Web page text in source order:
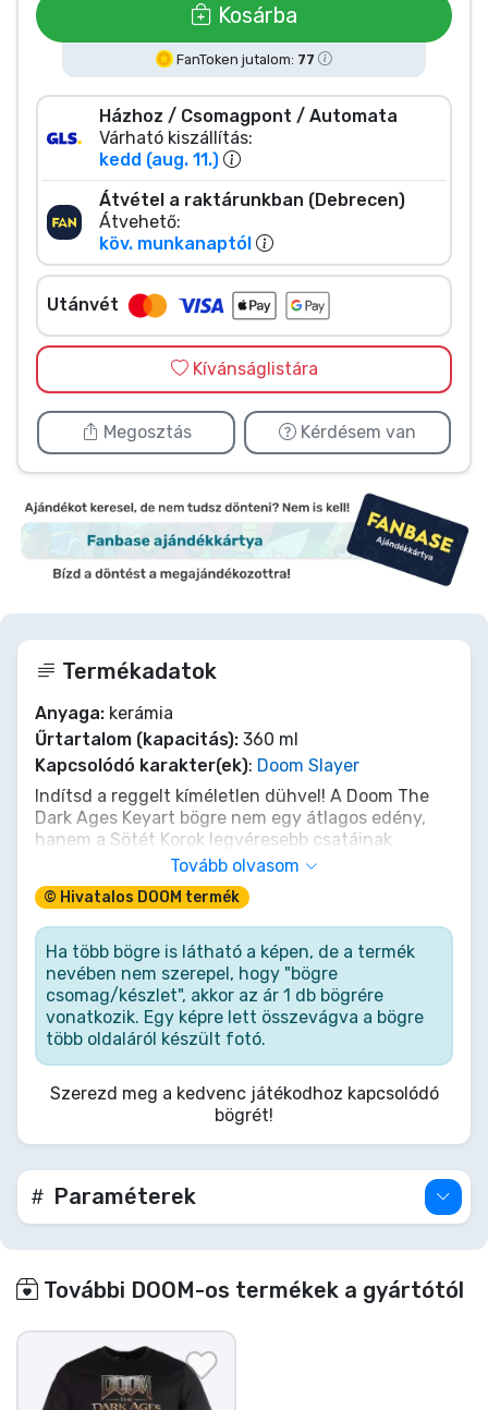
Kosárba
FanToken jutalom: 77
Házhoz / Csomagpont / Automata
Várható kiszállítás:
kedd (aug. 11.)
Átvétel a raktárunkban (Debrecen)
Átvehető:
köv. munkanaptól
Utánvét
Kívánságlistára
Megosztás Kérdésem van
Termékadatok
Anyaga: kerámia
Űrtartalom (kapacitás): 360 ml
Kapcsolódó karakter(ek): Doom Slayer
Indítsd a reggelt kíméletlen dühvel! A Doom The
Dark Ages Keyart bögre nem egy átlagos edény,
hanem a Sötét Korok legvéresebb csatáinak
mementója. Amikor a Pokol seregei ostromolják a
türelmedet, töltsd meg ezt a prémium DEVplus
bögrét forró feketével, és meríts erőt a Doom
Slayer legendás küzdelméből. A részletgazdag,
sötét tónusú grafika minden kortynál emlékeztet:
a démonok elbuknak, de a kávéd forró marad.
Ideális fegyver a hétköznapi csatákhoz. Tépd és
szaggasd a fáradtságot, amíg el nem fogy!
Tovább olvasom
© Hivatalos DOOM termék
Ha több bögre is látható a képen, de a termék
nevében nem szerepel, hogy "bögre
csomag/készlet", akkor az ár 1 db bögrére
vonatkozik. Egy képre lett összevágva a bögre
több oldaláról készült fotó.
Szerezd meg a kedvenc játékodhoz kapcsolódó
bögrét!
Paraméterek
További DOOM-os termékek a gyártótól
Terméktípusok
Márkák